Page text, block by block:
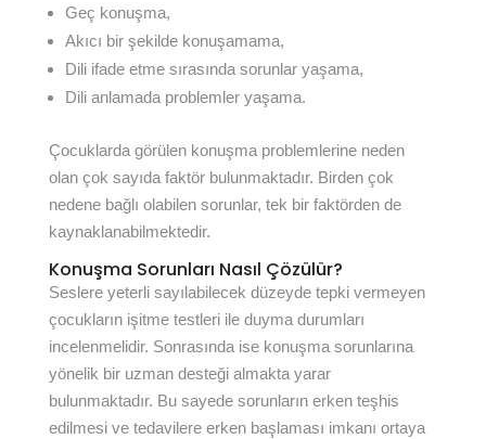
Geç konuşma,
Akıcı bir şekilde konuşamama,
Dili ifade etme sırasında sorunlar yaşama,
Dili anlamada problemler yaşama.
Çocuklarda görülen konuşma problemlerine neden
olan çok sayıda faktör bulunmaktadır. Birden çok
nedene bağlı olabilen sorunlar, tek bir faktörden de
kaynaklanabilmektedir.
Konuşma Sorunları Nasıl Çözülür?
Seslere yeterli sayılabilecek düzeyde tepki vermeyen
çocukların işitme testleri ile duyma durumları
incelenmelidir. Sonrasında ise konuşma sorunlarına
yönelik bir uzman desteği almakta yarar
bulunmaktadır. Bu sayede sorunların erken teşhis
edilmesi ve tedavilere erken başlaması imkanı ortaya